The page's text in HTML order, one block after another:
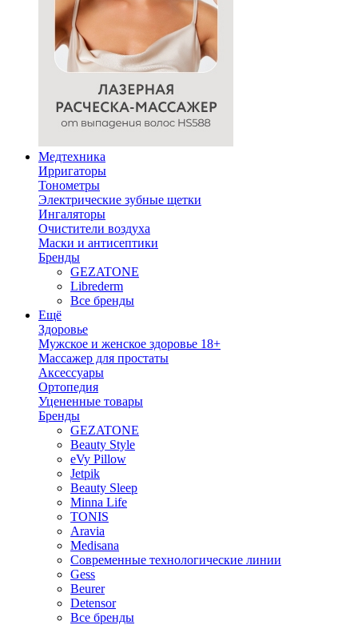
Медтехника
Ирригаторы
Тонометры
Электрические зубные щетки
Ингаляторы
Очистители воздуха
Маски и антисептики
Бренды
GEZATONE
Librederm
Все бренды
Ещё
Здоровье
Мужское и женское здоровье 18+
Массажер для простаты
Аксессуары
Ортопедия
Уцененные товары
Бренды
GEZATONE
Beauty Style
eVy Pillow
Jetpik
Beauty Sleep
Minna Life
TONIS
Aravia
Medisana
Современные технологические линии
Gess
Beurer
Detensor
Все бренды